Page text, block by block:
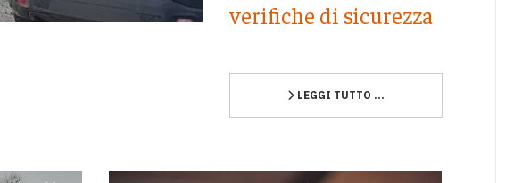
verifiche di sicurezza
LEGGI TUTTO …